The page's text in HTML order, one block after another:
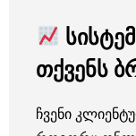
თქვენს
ჩვენი